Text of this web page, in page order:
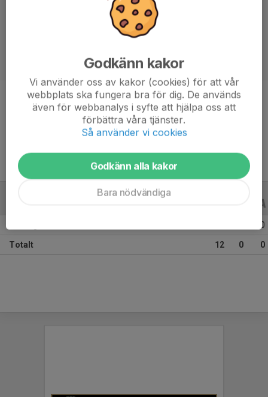
Position
-
9 år
0
Totalt 12 0 0
Godkänn kakor
Vi använder oss av kakor (cookies) för att vår
webbplats ska fungera bra för dig. De används
även för webbanalys i syfte att hjälpa oss att
förbättra våra tjänster.
Så använder vi cookies
Godkänn alla kakor
Bara nödvändiga